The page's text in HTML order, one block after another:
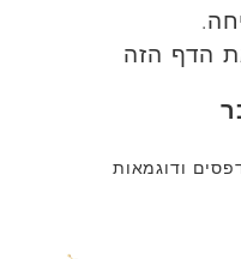
הדף הזה
ודוגמאות